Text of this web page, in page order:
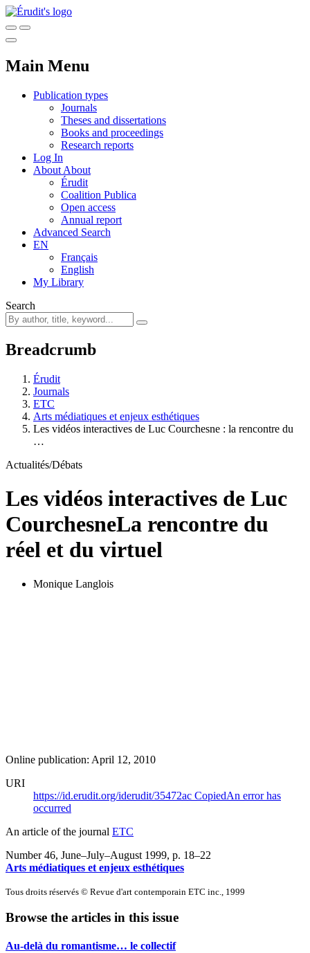
Main Menu
Publication types
Journals
Theses and dissertations
Books and proceedings
Research reports
Log In
About About
Érudit
Coalition Publica
Open access
Annual report
Advanced Search
EN
Français
English
My Library
Search
Breadcrumb
Érudit
Journals
ETC
Arts médiatiques et enjeux esthétiques
Les vidéos interactives de Luc Courchesne : la rencontre du
…
Actualités/Débats
Les vidéos interactives de Luc
CourchesneLa rencontre du
réel et du virtuel
Monique Langlois
Online publication: April 12, 2010
URI
https://id.erudit.org/iderudit/35472ac CopiedAn error has
occurred
An article of the journal ETC
Number 46, June–July–August 1999, p. 18–22
Arts médiatiques et enjeux esthétiques
Tous droits réservés © Revue d'art contemporain ETC inc., 1999
Browse the articles in this issue
Au-delà du romantisme… le collectif